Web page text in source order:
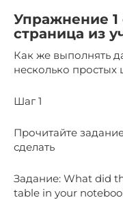
Упражнение 1
страница из
Как же выполнять
несколько простых
Шаг 1
Прочитайте
сделать
Задание: What did
table in your